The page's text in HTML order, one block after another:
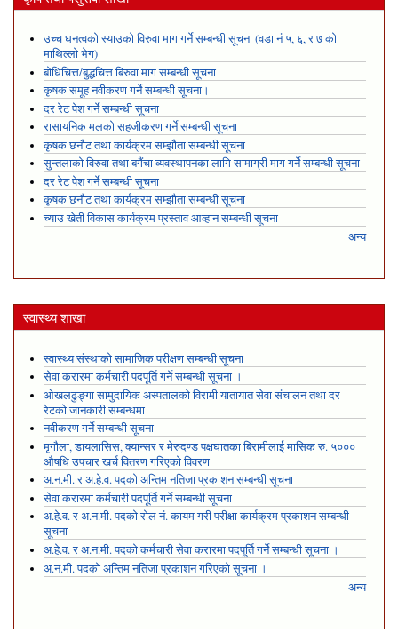
उच्च घनत्वको स्याउको विरुवा माग गर्ने सम्बन्धी सूचना (वडा नं ५, ६, र ७ को
माथिल्लो भेग)
बोधिचित्त/बुद्धचित्त बिरुवा माग सम्बन्धी सूचना
कृषक समूह नवीकरण गर्ने सम्बन्धी सूचना।
दर रेट पेश गर्ने सम्बन्धी सूचना
रासायनिक मलको सहजीकरण गर्ने सम्बन्धी सूचना
कृषक छनौट तथा कार्यक्रम सम्झौता सम्बन्धी सूचना
सुन्तलाको विरुवा तथा बगैंचा व्यवस्थापनका लागि सामाग्री माग गर्ने सम्बन्धी सूचना
दर रेट पेश गर्ने सम्बन्धी सूचना
कृषक छनौट तथा कार्यक्रम सम्झौता सम्बन्धी सूचना
च्याउ खेती विकास कार्यक्रम प्रस्ताव आव्हान सम्बन्धी सूचना
अन्य
स्वास्थ्य शाखा
स्वास्थ्य संस्थाको सामाजिक परीक्षण सम्बन्धी सूचना
सेवा करारमा कर्मचारी पदपूर्ति गर्ने सम्बन्धी सूचना ।
ओखलढुङ्गा सामुदायिक अस्पतालको विरामी यातायात सेवा संचालन तथा दर
रेटको जानकारी सम्बन्धमा
नवीकरण गर्ने सम्बन्धी सूचना
मृगौला, डायलासिस, क्यान्सर र मेरुदण्ड पक्षघातका बिरामीलाई मासिक रु. ५०००
औषधि उपचार खर्च वितरण गरिएको विवरण
अ.न.मी. र अ.हे.व. पदको अन्तिम नतिजा प्रकाशन सम्बन्धी सूचना
सेवा करारमा कर्मचारी पदपूर्ति गर्ने सम्बन्धी सूचना
अ.हे.व. र अ.न.मी. पदको रोल नं. कायम गरी परीक्षा कार्यक्रम प्रकाशन सम्बन्धी
सूचना
अ.हे.व. र अ.न.मी. पदको कर्मचारी सेवा करारमा पदपूर्ति गर्ने सम्बन्धी सूचना ।
अ.न.मी. पदको अन्तिम नतिजा प्रकाशन गरिएको सूचना ।
अन्य